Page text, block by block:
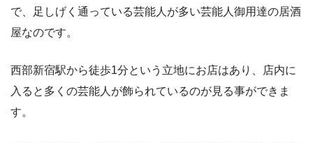
で、足しげく通っている芸能人が多い芸能人御用達の居酒
屋なのです。
西部新宿駅から徒歩1分という立地にお店はあり、店内に
入ると多くの芸能人が飾られているのが見る事ができま
す。